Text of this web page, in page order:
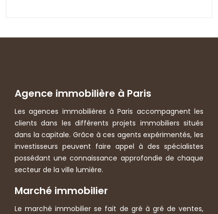
Agence immobilière à Paris
Les agences immobilières à Paris accompagnent les
clients dans les différents projets immobiliers situés
dans la capitale. Grâce à ces agents expérimentés, les
investisseurs peuvent faire appel à des spécialistes
possédant une connaissance approfondie de chaque
secteur de la ville lumière.
Marché immobilier
Le marché immobilier se fait de gré à gré de ventes,